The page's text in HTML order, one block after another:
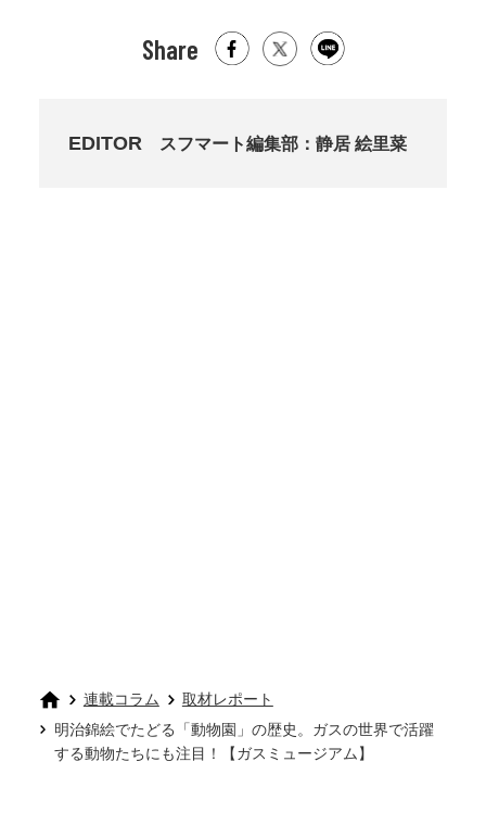
Share
EDITOR スフマート編集部：静居 絵里菜
連載コラム
取材レポート
明治錦絵でたどる「動物園」の歴史。ガスの世界で活躍
する動物たちにも注目！【ガスミュージアム】